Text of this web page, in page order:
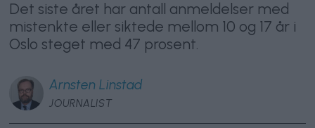
Det siste året har antall anmeldelser med
mistenkte eller siktede mellom 10 og 17 år i
Oslo steget med 47 prosent.
Arnsten Linstad
JOURNALIST